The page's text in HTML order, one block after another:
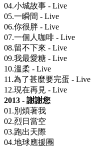
04.小城故事 - Live
05.一瞬間 - Live
06.你很胖 - Live
07.一個人咖啡 - Live
08.留不下來 - Live
09.我最愛糖 - Live
10.溫柔 - Live
11.為了甚麼要完蛋 - Live
12.現在再見 - Live
2013 - 謝謝您
01.別煩著我
02.烈日當空
03.跑出天際
04.地球應援團